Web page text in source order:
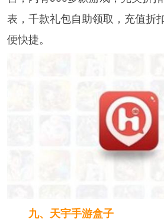
表，千款礼包自助领取，充值折
便快捷。
九、天宇手游盒子